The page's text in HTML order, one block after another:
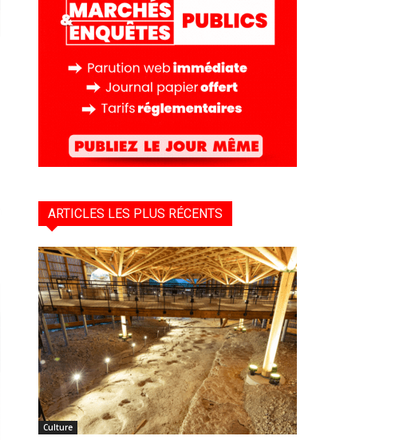
ARTICLES LES PLUS RÉCENTS
Culture